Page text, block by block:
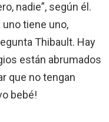
nadie”, según él.
uno tiene uno,
Thibault. Hay
están abrumados
que no tengan
bebé!